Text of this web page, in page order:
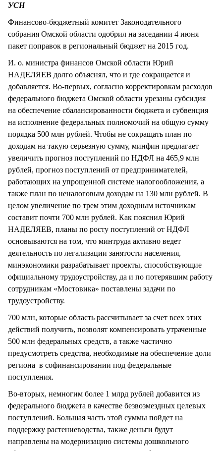
УСН
Финансово-бюджетный комитет Законодательного
собрания Омской области одобрил на заседании 4 июня
пакет поправок в региональный бюджет на 2015 год.
И. о. министра финансов Омской области Юрий
НАДЕЛЯЕВ долго объяснял, что и где сокращается и
добавляется. Во-первых, согласно корректировкам расходов
федерального бюджета Омской области урезаны субсидия
на обеспечение сбалансированности бюджета и субвенция
на исполнение федеральных полномочий на общую сумму
порядка 500 млн рублей. Чтобы не сокращать план по
доходам на такую серьезную сумму, минфин предлагает
увеличить прогноз поступлений по НДФЛ на 465,9 млн
рублей, прогноз поступлений от предпринимателей,
работающих на упрощенной системе налогообложения, а
также план по неналоговым доходам на 130 млн рублей. В
целом увеличение по трем этим доходным источникам
составит почти 700 млн рублей. Как пояснил Юрий
НАДЕЛЯЕВ, планы по росту поступлений от НДФЛ
основываются на том, что минтруда активно ведет
деятельность по легализации занятости населения,
минэкономики разрабатывает проекты, способствующие
официальному трудоустройству, да и по потерявшим работу
сотрудникам «Мостовика» поставлены задачи по
трудоустройству.
700 млн, которые область рассчитывает за счет всех этих
действий получить, позволят компенсировать утраченные
500 млн федеральных средств, а также частично
предусмотреть средства, необходимые на обеспечение доли
региона в софинансировании под федеральные
поступления.
Во-вторых, немногим более 1 млрд рублей добавится из
федерального бюджета в качестве безвозмездных целевых
поступлений. Большая часть этой суммы пойдет на
поддержку растениеводства, также деньги будут
направлены на модернизацию системы дошкольного